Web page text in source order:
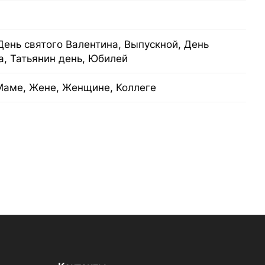
святого Валентина, Выпускной, День
Татьянин день, Юбилей
Жене, Женщине, Коллеге